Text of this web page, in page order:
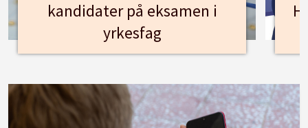
kandidater på eksamen i
yrkesfag